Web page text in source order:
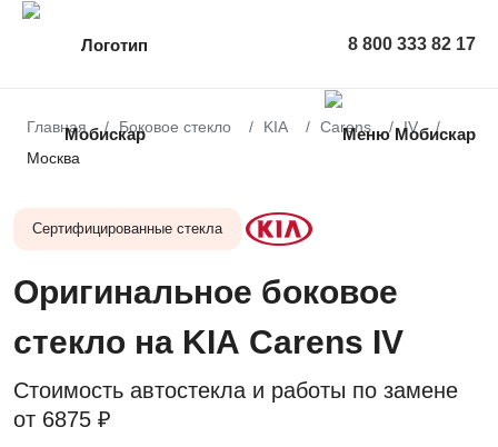
8 800 333 82 17
Главная Боковое стекло KIA Carens
IV
Москва
Сертифицированные стекла
Оригинальное боковое
стекло на KIA Carens IV
Стоимость автостекла и работы по замене
от 6875 ₽